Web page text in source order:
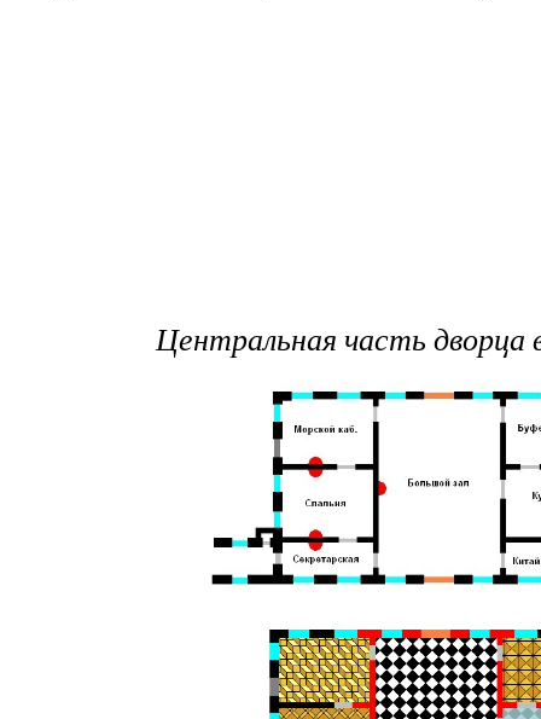
Центральная часть дворца